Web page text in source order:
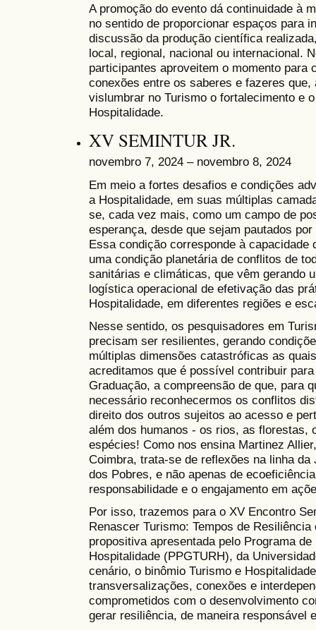
A promoção do evento dá continuidade à
no sentido de proporcionar espaços para
discussão da produção científica
local, regional, nacional ou internacional.
participantes aproveitem o momento
conexões entre os saberes e fazeres
vislumbrar no Turismo o fortalecimento e
Hospitalidade.
XV SEMINTUR JR.
novembro 7, 2024 – novembro 8, 2024
Em meio a fortes desafios e condições
a Hospitalidade, em suas múltiplas
se, cada vez mais, como um campo de
esperança, desde que sejam pautados
Essa condição corresponde à capacidade
uma condição planetária de conflitos de
sanitárias e climáticas, que vêm gerando
logística operacional de efetivação das
Hospitalidade, em diferentes regiões e
Nesse sentido, os pesquisadores em
precisam ser resilientes, gerando
múltiplas dimensões catastróficas as
acreditamos que é possível contribuir
Graduação, a compreensão de que, para
necessário reconhecermos os conflitos
direito dos outros sujeitos ao acesso e
além dos humanos - os rios, as florestas,
espécies! Como nos ensina Martinez
Coimbra, trata-se de reflexões na linha
dos Pobres, e não apenas de
responsabilidade e o engajamento em
Por isso, trazemos para o XV Encontro
Renascer Turismo: Tempos de
propositiva apresentada pelo Programa
Hospitalidade (PPGTURH), da
cenário, o binômio Turismo e
transversalizações, conexões e
comprometidos com o desenvolvimento
gerar resiliência, de maneira responsável